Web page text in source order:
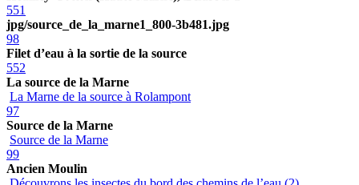
551
jpg/source_de_la_marne1_800-3b481.jpg
98
Filet d’eau à la sortie de la source
552
La source de la Marne
La Marne de la source à Rolampont
97
Source de la Marne
Source de la Marne
99
Ancien Moulin